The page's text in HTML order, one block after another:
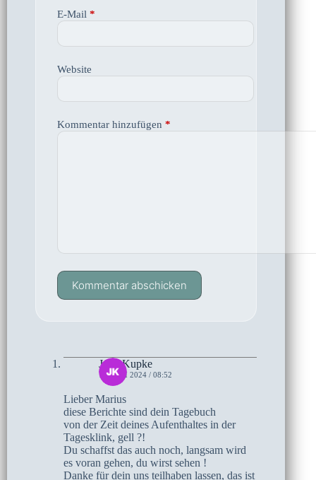
E-Mail *
Website
Kommentar hinzufügen *
Kommentar abschicken
Jutta Kupke
14. JULI 2024 / 08:52
Lieber Marius
diese Berichte sind dein Tagebuch
von der Zeit deines Aufenthaltes in der
Tagesklink, gell ?!
Du schaffst das auch noch, langsam wird
es voran gehen, du wirst sehen !
Danke für dein uns teilhaben lassen, das ist